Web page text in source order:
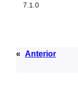
7.1.0
« Anterior